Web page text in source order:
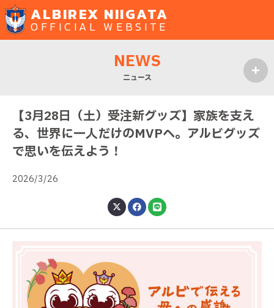
ALBIREX NIIGATA
OFFICIAL WEBSITE
NEWS
ニュース
【3月28日（土）受注新グッズ】家族を支え
る、世界に一人だけのMVPへ。アルビグッズ
で思いを伝えよう！
2026/3/26